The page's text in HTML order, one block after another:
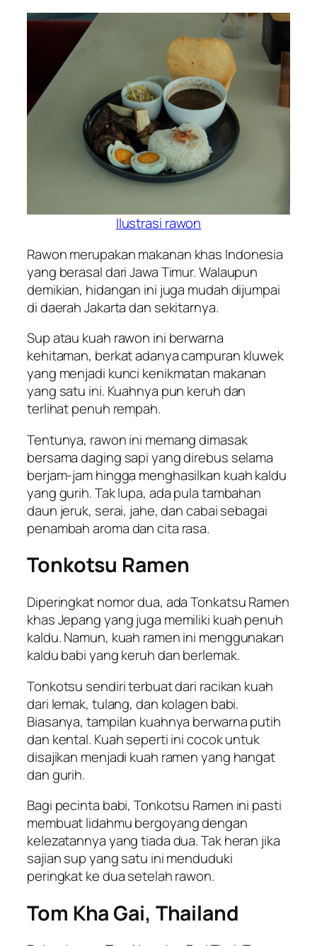
Ilustrasi rawon
Rawon merupakan makanan khas Indonesia
yang berasal dari Jawa Timur. Walaupun
demikian, hidangan ini juga mudah dijumpai
di daerah Jakarta dan sekitarnya.
Sup atau kuah rawon ini berwarna
kehitaman, berkat adanya campuran kluwek
yang menjadi kunci kenikmatan makanan
yang satu ini. Kuahnya pun keruh dan
terlihat penuh rempah.
Tentunya, rawon ini memang dimasak
bersama daging sapi yang direbus selama
berjam-jam hingga menghasilkan kuah kaldu
yang gurih. Tak lupa, ada pula tambahan
daun jeruk, serai, jahe, dan cabai sebagai
penambah aroma dan cita rasa.
Tonkotsu Ramen
Diperingkat nomor dua, ada Tonkatsu Ramen
khas Jepang yang juga memiliki kuah penuh
kaldu. Namun, kuah ramen ini menggunakan
kaldu babi yang keruh dan berlemak.
Tonkotsu sendiri terbuat dari racikan kuah
dari lemak, tulang, dan kolagen babi.
Biasanya, tampilan kuahnya berwarna putih
dan kental. Kuah seperti ini cocok untuk
disajikan menjadi kuah ramen yang hangat
dan gurih.
Bagi pecinta babi, Tonkotsu Ramen ini pasti
membuat lidahmu bergoyang dengan
kelezatannya yang tiada dua. Tak heran jika
sajian sup yang satu ini menduduki
peringkat ke dua setelah rawon.
Tom Kha Gai, Thailand